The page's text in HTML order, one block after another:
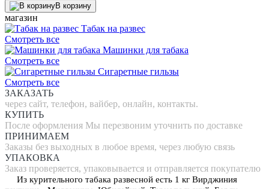
В корзину
магазин
Табак на развес
Смотреть все
Машинки для табака
Смотреть все
Сигаретные гильзы
Смотреть все
ЗАКАЗАТЬ
через сайт, телефон, вайбер, онлайн, контакты.
КУПИТЬ
После оформления Мы перезвоним уточнить по доставке
ПРИНИМАЕМ
Заказы без выходных в любое время, через любую связь
УПАКОВКА
Заказ проверяется, упаковывается и отправляется покупателю
Из курительного табака развесной есть 1 кг Вирджиния